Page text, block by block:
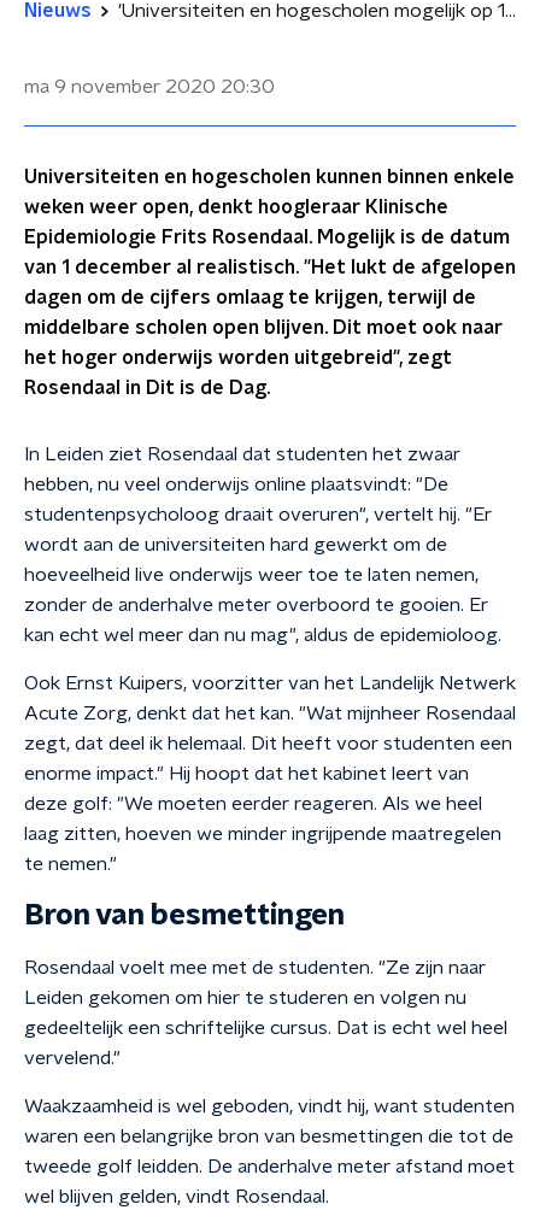
Nieuws 'Universiteiten en hogescholen mogelijk op 1 december weer open'
ma 9 november 2020 20:30
Universiteiten en hogescholen kunnen binnen enkele
weken weer open, denkt hoogleraar Klinische
Epidemiologie Frits Rosendaal. Mogelijk is de datum
van 1 december al realistisch. "Het lukt de afgelopen
dagen om de cijfers omlaag te krijgen, terwijl de
middelbare scholen open blijven. Dit moet ook naar
het hoger onderwijs worden uitgebreid", zegt
Rosendaal in Dit is de Dag.
In Leiden ziet Rosendaal dat studenten het zwaar
hebben, nu veel onderwijs online plaatsvindt: "De
studentenpsycholoog draait overuren", vertelt hij. "Er
wordt aan de universiteiten hard gewerkt om de
hoeveelheid live onderwijs weer toe te laten nemen,
zonder de anderhalve meter overboord te gooien. Er
kan echt wel meer dan nu mag", aldus de epidemioloog.
Ook Ernst Kuipers, voorzitter van het Landelijk Netwerk
Acute Zorg, denkt dat het kan. "Wat mijnheer Rosendaal
zegt, dat deel ik helemaal. Dit heeft voor studenten een
enorme impact." Hij hoopt dat het kabinet leert van
deze golf: "We moeten eerder reageren. Als we heel
laag zitten, hoeven we minder ingrijpende maatregelen
te nemen."
Bron van besmettingen
Rosendaal voelt mee met de studenten. "Ze zijn naar
Leiden gekomen om hier te studeren en volgen nu
gedeeltelijk een schriftelijke cursus. Dat is echt wel heel
vervelend."
Waakzaamheid is wel geboden, vindt hij, want studenten
waren een belangrijke bron van besmettingen die tot de
tweede golf leidden. De anderhalve meter afstand moet
wel blijven gelden, vindt Rosendaal.